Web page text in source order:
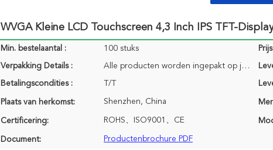
WVGA Kleine LCD Touchscreen 4,3 Inch IPS TFT-
Min. bestelaantal : 100 stuks
Verpakking Details : Alle producten worden ingepakt op juiste manier om het te houden brandkast. Voor kleine grootte van
Betalingscondities : T/T
Plaats van herkomst: Shenzhen, China
Certificering: ROHS、ISO9001、CE
Document: Productenbrochure PDF